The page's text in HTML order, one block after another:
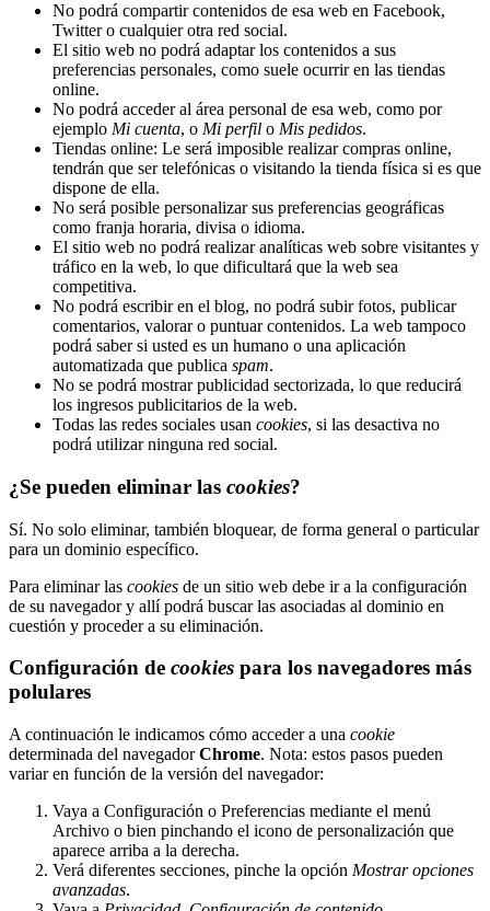
No podrá compartir contenidos de esa web en Facebook,
Twitter o cualquier otra red social.
El sitio web no podrá adaptar los contenidos a sus
preferencias personales, como suele ocurrir en las tiendas
online.
No podrá acceder al área personal de esa web, como por
ejemplo Mi cuenta, o Mi perfil o Mis pedidos.
Tiendas online: Le será imposible realizar compras online,
tendrán que ser telefónicas o visitando la tienda física si es que
dispone de ella.
No será posible personalizar sus preferencias geográficas
como franja horaria, divisa o idioma.
El sitio web no podrá realizar analíticas web sobre visitantes y
tráfico en la web, lo que dificultará que la web sea
competitiva.
No podrá escribir en el blog, no podrá subir fotos, publicar
comentarios, valorar o puntuar contenidos. La web tampoco
podrá saber si usted es un humano o una aplicación
automatizada que publica spam.
No se podrá mostrar publicidad sectorizada, lo que reducirá
los ingresos publicitarios de la web.
Todas las redes sociales usan cookies, si las desactiva no
podrá utilizar ninguna red social.
¿Se pueden eliminar las cookies?
Sí. No solo eliminar, también bloquear, de forma general o particular
para un dominio específico.
Para eliminar las cookies de un sitio web debe ir a la configuración
de su navegador y allí podrá buscar las asociadas al dominio en
cuestión y proceder a su eliminación.
Configuración de cookies para los navegadores más
polulares
A continuación le indicamos cómo acceder a una cookie
determinada del navegadorChrome. Nota: estos pasos pueden
variar en función de la versión del navegador:
Vaya a Configuración o Preferencias mediante el menú
Archivo o bien pinchando el icono de personalización que
aparece arriba a la derecha.
Verá diferentes secciones, pinche la opción Mostrar opciones
avanzadas.